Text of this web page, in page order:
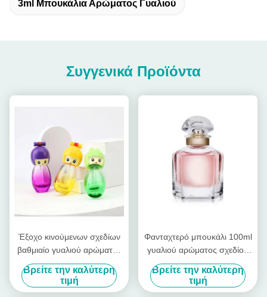
3ml Μπουκάλια Αρώματος Γυαλιού
Συγγενικά Προϊόντα
Έξοχο κινούμενων σχεδίων
βαθμιαίο γυαλιού αρώματος
μπουκαλιών βιδών
στοματικού γυαλιού
μπουκαλιών μπουκάλι
Βρείτε την καλύτερη
τιμή
Φανταχτερό μπουκάλι 100ml
γυαλιού αρώματος σχεδίου
πολυτέλειας με τον
ψεκαστήρα αντλιών ΚΑΠ
Βρείτε την καλύτερη
τιμή